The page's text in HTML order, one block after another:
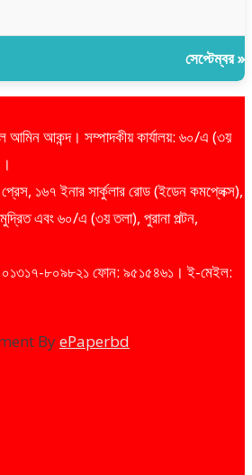
সেপ্টেম্বর »
আকন্দ। সম্পাদকীয় কার্যালয়: ৬০/এ (৩য়
প্রেস, ১৬৭ ইনার সার্কুলার রোড (ইডেন কমপ্লেক্স),
এবং ৬০/এ (৩য় তলা), পুরানা পল্টন,
৮০৯৮২১ ফোন: ৯৫১৫৪৬১। ই-মেইল:
ByePaperbd